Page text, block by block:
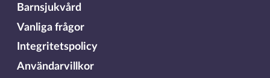
Barnsjukvård
Vanliga frågor
Integritetspolicy
Användarvillkor